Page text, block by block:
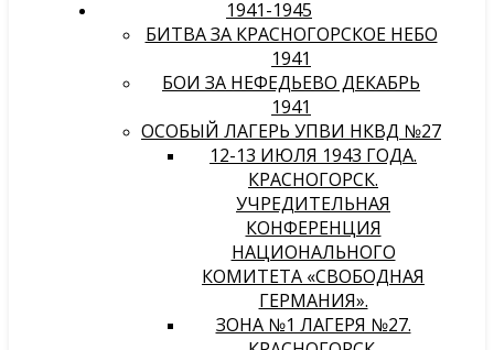
1941-1945
БИТВА ЗА КРАСНОГОРСКОЕ НЕБО
1941
БОИ ЗА НЕФЕДЬЕВО ДЕКАБРЬ
1941
ОСОБЫЙ ЛАГЕРЬ УПВИ НКВД №27
12-13 ИЮЛЯ 1943 ГОДА.
КРАСНОГОРСК.
УЧРЕДИТЕЛЬНАЯ
КОНФЕРЕНЦИЯ
НАЦИОНАЛЬНОГО
КОМИТЕТА «СВОБОДНАЯ
ГЕРМАНИЯ».
ЗОНА №1 ЛАГЕРЯ №27.